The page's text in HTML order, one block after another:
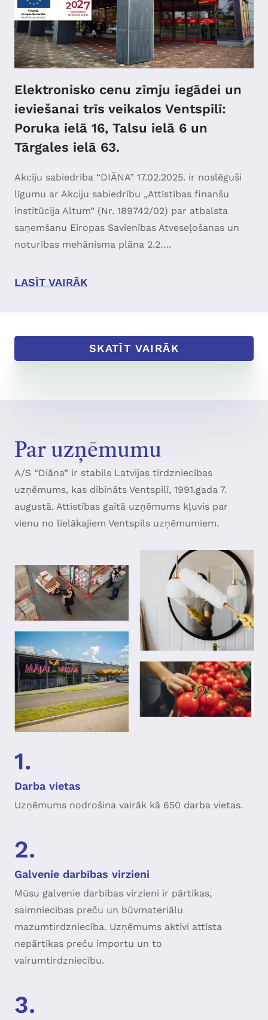
Elektronisko cenu zīmju iegādei un
ieviešanai trīs veikalos Ventspilī:
Poruka ielā 16, Talsu ielā 6 un
Tārgales ielā 63.
Akciju sabiedrība “DIĀNA” 17.02.2025. ir noslēguši
līgumu ar Akciju sabiedrību „Attīstības finanšu
institūcija Altum” (Nr. 189742/02) par atbalsta
saņemšanu Eiropas Savienības Atveseļošanas un
noturības mehānisma plāna 2.2….
LASĪT VAIRĀK
SKATĪT VAIRĀK
Par uzņēmumu
A/S “Diāna” ir stabils Latvijas tirdzniecības
uzņēmums, kas dibināts Ventspilī, 1991.gada 7.
augustā. Attīstības gaitā uzņēmums kļuvis par
vienu no lielākajiem Ventspils uzņēmumiem.
1.
Darba vietas
Uzņēmums nodrošina vairāk kā 650 darba vietas.
2.
Galvenie darbības virzieni
Mūsu galvenie darbības virzieni ir pārtikas,
saimniecības preču un būvmateriālu
mazumtirdzniecība. Uzņēmums aktīvi attīsta
nepārtikas preču importu un to
vairumtirdzniecību.
3.